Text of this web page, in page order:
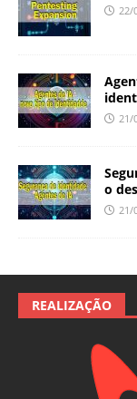
22/
21/
o
21/
REALIZAÇÃO